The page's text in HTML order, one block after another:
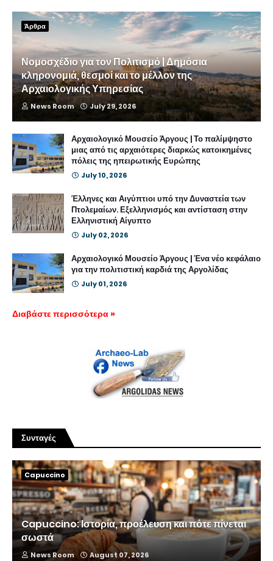
Άρθρα
Νομοσχέδιο για τον Πολιτισμό | Δημόσια
κληρονομιά, θεσμοί και το μέλλον της
Αρχαιολογικής Υπηρεσίας
News Room July 29, 2026
Αρχαιολογικό Μουσείο Άργους | Το παλίμψηστο
μιας από τις αρχαιότερες διαρκώς κατοικημένες
πόλεις της ηπειρωτικής Ευρώπης
July 10, 2026
Έλληνες και Αιγύπτιοι υπό την Δυναστεία των
Πτολεμαίων. Εξελληνισμός και αντίσταση στην
Ελληνιστική Αίγυπτο
July 02, 2026
Αρχαιολογικό Μουσείο Άργους | Ένα νέο κεφάλαιο
για την πολιτιστική καρδιά της Αργολίδας
July 01, 2026
Διαβάστε περισσότερα »
Συνταγές
Capuccino
Capuccino: Ιστορία, προέλευση και πότε πίνεται
σωστά
News Room August 07, 2026